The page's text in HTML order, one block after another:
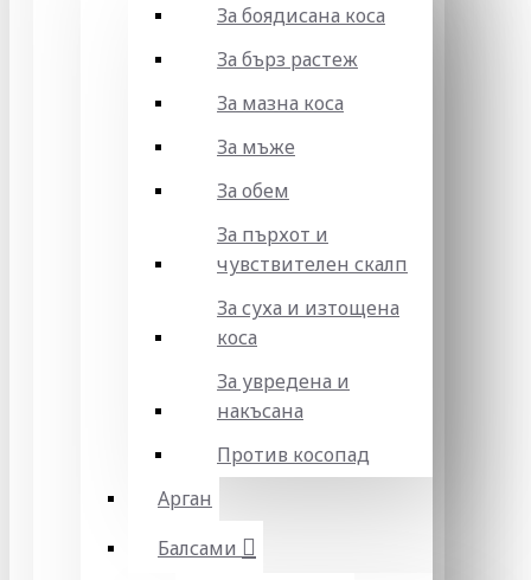
За боядисана коса
За бърз растеж
За мазна коса
За мъже
За обем
За пърхот и
чувствителен скалп
За суха и изтощена
коса
За увредена и
накъсана
Против косопад
Арган
Балсами